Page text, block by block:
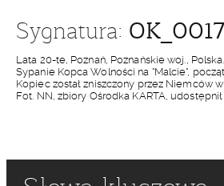
Sygnatura:
Lata 20-te, Poznań, Poznańskie woj., Polska.
Sypanie Kopca Wolności na "Malcie",
Kopiec został zniszczony przez Niemców
Fot. NN, zbiory Ośrodka KARTA,